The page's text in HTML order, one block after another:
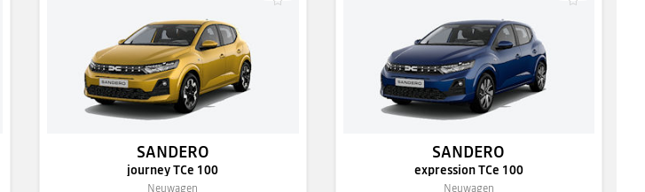
SANDERO
journey TCe 100
Neuwagen
SANDERO
expression TCe 100
Neuwagen